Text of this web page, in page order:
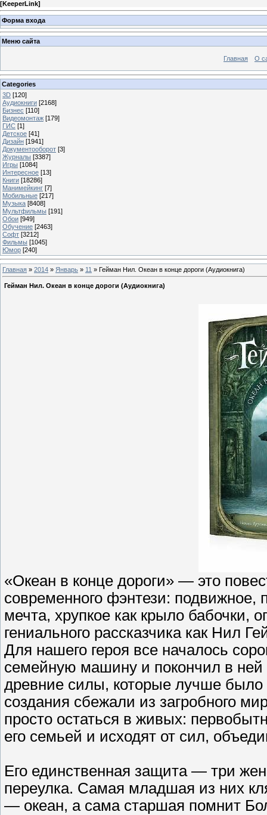
[KeeperLink]
Форма входа
Меню сайта
Главная О
Categories
3D [120]
Аудиокниги [2168]
Бизнес [110]
Видеомонтаж [179]
ГИС [1]
Детское [41]
Дизайн [1941]
Документооборот [3]
Журналы [3387]
Игры [1084]
Интересное [13]
Книги [18286]
Манимейкинг [7]
Мобильные [217]
Музыка [8408]
Мультфильмы [191]
Обои [949]
Обучение [2463]
Софт [3212]
Фильмы [1045]
Юмор [240]
Главная » 2014 » Январь » 11 » Гейман Нил. Океан в конце дороги (Аудиокнига)
Гейман Нил. Океан в конце дороги (Аудиокнига)
«Океан в конце дороги» — это
современного фэнтези: подвижное,
мечта, хрупкое как крыло бабочки,
гениального рассказчика как Нил
Для нашего героя все началось
семейную машину и покончил в
древние силы, которые лучше
создания сбежали из загробного
просто остаться в живых:
его семьей и исходят от сил,
Его единственная защита — три
переулка. Самая младшая из них
— океан, а сама старшая помнит